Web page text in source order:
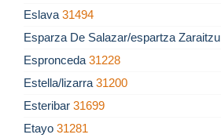
Eslava 31494
Esparza De Salazar/espartza Zaraitzu
Espronceda 31228
Estella/lizarra 31200
Esteribar 31699
Etayo 31281